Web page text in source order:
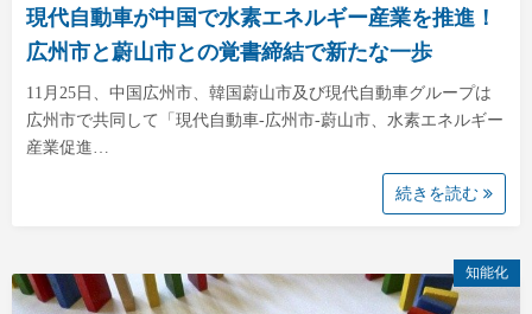
現代自動車が中国で水素エネルギー産業を推進！
広州市と蔚山市との覚書締結で新たな一歩
11月25日、中国広州市、韓国蔚山市及び現代自動車グループは
広州市で共同して「現代自動車-広州市-蔚山市、水素エネルギー
産業促進…
続きを読む
知能化